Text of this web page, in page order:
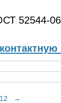
52544-
12 →